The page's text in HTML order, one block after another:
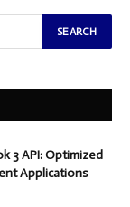
3 API: Optimized
Applications